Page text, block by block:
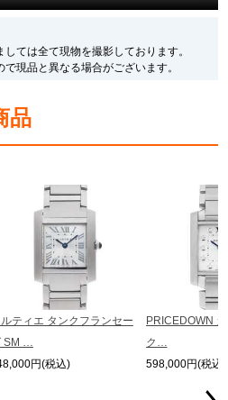
ては全て現物を撮影しております。
現品と異なる場合がございます。
品
ティエ タンクフランセー
SM …
円(税込)
PRICEDOWN
ク…
598,000円(税込)
っております。
すのでご了承くださいませ。